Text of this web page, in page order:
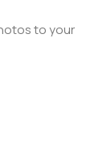
to your